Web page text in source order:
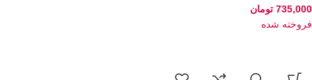
735,000 تومان
فروخته شده